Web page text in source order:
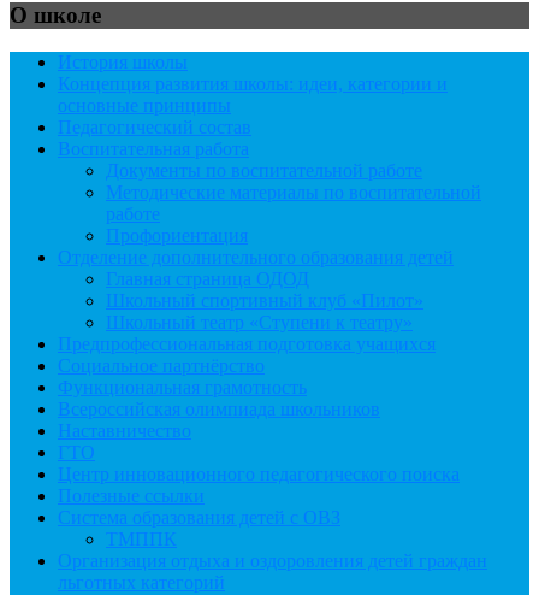
О школе
История школы
Концепция развития школы: идеи, категории и
основные принципы
Педагогический состав
Воспитательная работа
Документы по воспитательной работе
Методические материалы по воспитательной
работе
Профориентация
Отделение дополнительного образования детей
Главная страница ОДОД
Школьный спортивный клуб «Пилот»
Школьный театр «Ступени к театру»
Предпрофессиональная подготовка учащихся
Социальное партнёрство
Функциональная грамотность
Всероссийская олимпиада школьников
Наставничество
ГТО
Центр инновационного педагогического поиска
Полезные ссылки
Система образования детей с ОВЗ
ТМППК
Организация отдыха и оздоровления детей граждан
льготных категорий